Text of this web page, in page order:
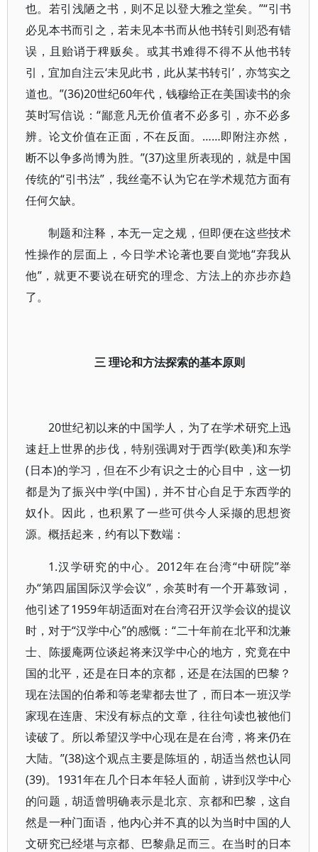
也。若引浅陋之书，则不足以登大雅之堂矣。”“引书
必见本书而引之，若未见本书而从他书转引则恐有错
误，且贻诮于稗贩矣。或其书难得不得不从他书转
引，宜加自注云‘未见此书，此从某书转引’，亦笃实之
道也。”(36)20世纪60年代，钱穆给正在美国读书的余
英时写信说：“鄙意凡无价值者不必多引，亦不必多
辨。论文价值在正面，不在反面。……即附注亦然，
断不以争多尚博为胜。”(37)这里所表现的，就是中国
传统的“引书法”，我丝毫不认为它在学术规范方面有
任何欠缺。
制题和注释，本无一定之规，但即便在这些技术
性操作的层面上，今日学术论著也要自觉地“弃我从
他”，就更不要说在研究的理念、方法上的亦步亦趋
了。
三 理论和方法探索的基本原则
20世纪初以来的中国学人，为了在学术研究上迅
速赶上世界的步伐，特别强调对于西学(欧美)和东学
(日本)的学习，但在不少有识之士的心目中，这一切
都是为了振兴中学(中国)，并不甘心自足于东西学的
奴仆。因此，也积累了一些可供今人采撷的思想资
源。概括起来，约有以下数端：
1.汉学研究的中心。2012年在台湾“中研院”举
办“第四届国际汉学会议”，余英时有一个开幕致词，
他引述了1959年胡适面对在台湾召开汉学会议的提议
时，对于“汉学中心”的感慨：“二十年前在北平和沈兼
士、陈援庵两位谈起将来汉学中心的地方，究竟在中
国的北平，还是在日本的京都，还是在法国的巴黎？
现在法国的伯希和等老辈都去世了，而日本一班汉学
家现在连唐、宋没有标点的文章，往往句读也被他们
读破了。所以希望汉学中心现在是在台湾，将来仍在
大陆。”(38)这个观点主要是陈垣的，胡适当然也认同
(39)。1931年在几个日本年轻人面前，讲到汉学中心
的问题，胡适曾明确表示是北京、京都和巴黎，这自
然是一种门面语，他内心并不真的以为当时中国的人
文研究已经堪与京都、巴黎鼎足而三。在当时的日本